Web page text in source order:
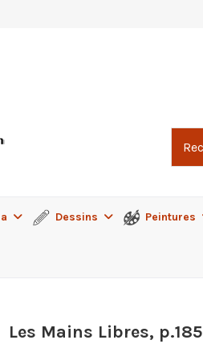
Dessins Peintures
Les Mains Libres,